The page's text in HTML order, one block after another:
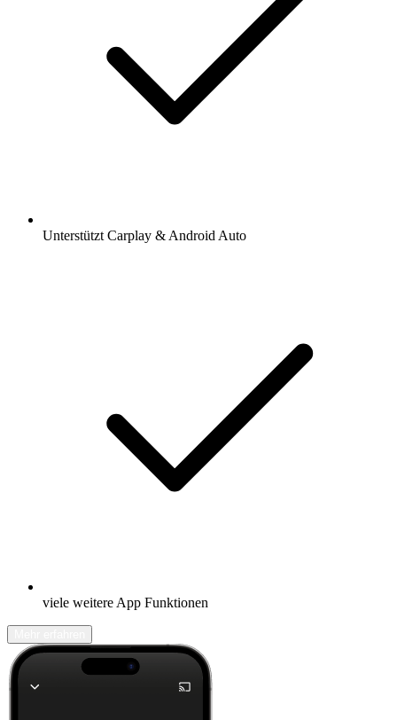
Unterstützt Carplay & Android Auto
viele weitere App Funktionen